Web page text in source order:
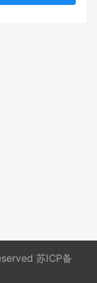
苏ICP备